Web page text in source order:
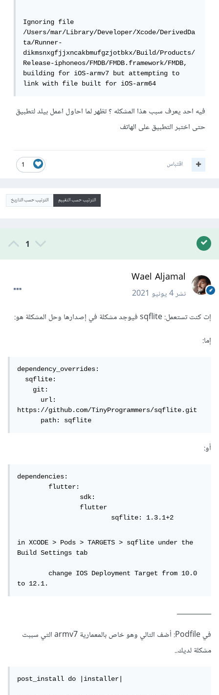
Ignoring file
/Users/mar/Library/Developer/Xcode/DerivedDa
ta/Runner-
dikmsnxgfjjxncakbmufgzjotbkx/Build/Products/
Release-iphoneos/FMDB/FMDB.framework/FMDB,
building for iOS-armv7 but attempting to
فيه احد يعرف سبب هذا المشكله ؟ تظهر لما احاول اعمل بيلد لتطبيق
حتى اختبر التطبيق على الهاتف
1 اقتباس
الترتيب حسب التقييم الترتيب حسب التاريخ
1
Wael Aljamal
نشر4 يونيو 2021
إت كنت تستعمل: sqflite فيوجد مشكلة في إصدارها وحل المشكلة هو:
إما:
dependency_overrides:
  sqflite:
    git:
      url:
https://github.com/TinyProgrammers/sqflite.git
      path: sqflite
أو:
dependencies:
	flutter:
		sdk:
		flutter
			sqflite: 1.3.1+2
in XCODE > Pods > TARGETS > sqflite under the
Build Settings tab
	change IOS Deployment Target from 10.0
to 12.1.
__________
في Podfile: أضف التالي وهو خاص بالمعمارية armv7 التي سببت
مشكلة لديك..
post_install do |installer|